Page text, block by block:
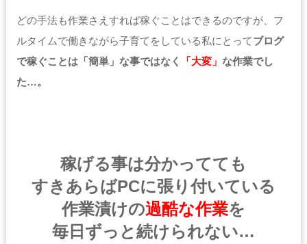
どの手法も作業さえすれば稼ぐことはできるのですが、フ
ルタイムで働きながら子育てをしている私にとってブログ
で稼ぐことは「簡単」な事ではなく
「大変」 な作業でし
た…。
稼げる事は分かってても
すきあらばPCに張り付いている
作業漬けの過酷な作業を
毎日ずっと続けられない…